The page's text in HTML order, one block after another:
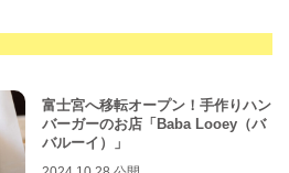
富士宮へ移転オープン！手作りハン
バーガーのお店「Baba Looey（バ
バルーイ）」